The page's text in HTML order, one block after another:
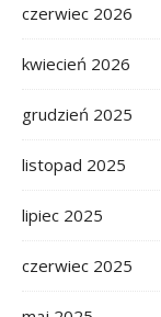
czerwiec 2026
kwiecień 2026
grudzień 2025
listopad 2025
lipiec 2025
czerwiec 2025